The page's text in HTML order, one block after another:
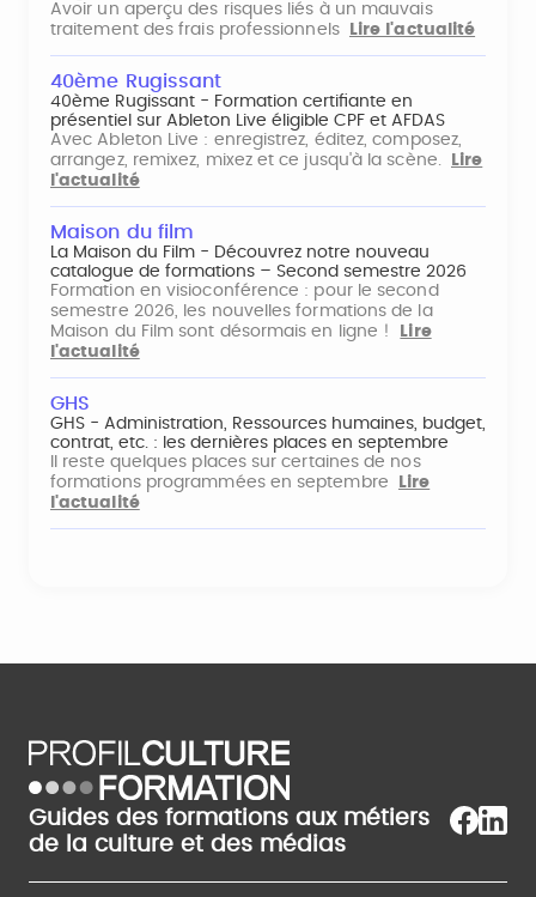
Avoir un aperçu des risques liés à un mauvais
traitement des frais professionnels
Lire l'actualité
40ème Rugissant
40ème Rugissant - Formation certifiante en
présentiel sur Ableton Live éligible CPF et AFDAS
Avec Ableton Live : enregistrez, éditez, composez,
arrangez, remixez, mixez et ce jusqu'à la scène.
Lire
l'actualité
Maison du film
La Maison du Film - Découvrez notre nouveau
catalogue de formations – Second semestre 2026
Formation en visioconférence : pour le second
semestre 2026, les nouvelles formations de la
Maison du Film sont désormais en ligne !
Lire
l'actualité
GHS
GHS - Administration, Ressources humaines, budget,
contrat, etc. : les dernières places en septembre
Il reste quelques places sur certaines de nos
formations programmées en septembre
Lire
l'actualité
Guides des formations aux métiers
de la culture et des médias